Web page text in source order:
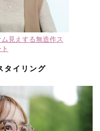
見えする無造作ス
タイリング